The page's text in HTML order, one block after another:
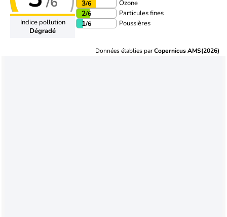
Indice pollution
Dégradé
3/6 Ozone
2/6 Particules fines
1/6 Poussières
Données établies parCopernicus AMS(2026)